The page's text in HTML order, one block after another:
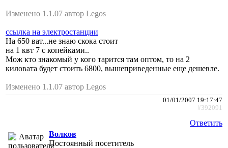
Изменено 1.1.07 автор Legos
ссылка на электростанции
На 650 ват...не знаю скока стоит
на 1 квт 7 с копейками..
Мож кто знакомый у кого тарится там оптом, то на 2
киловата будет стоить 6800, вышеприведенные еще дешевле.
Изменено 1.1.07 автор Legos
01/01/2007 19:17:47
#392091
Ответить
Волков
Постоянный посетитель